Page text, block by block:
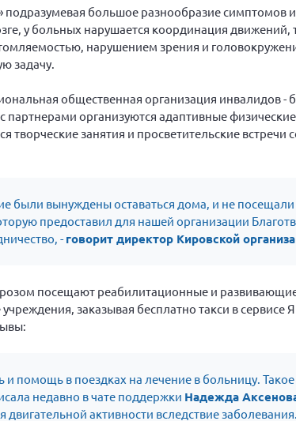
большое разнообразие симптомов
у больных нарушается координация движений,
нарушением зрения и
задачу.
общественная организация инвалидов -
организуются адаптивные
занятия и просветительские встречи
были вынуждены оставаться дома, и не
предоставил для нашей организации
- говорит директор Кировской
посещают реабилитационные и
заказывая бесплатно такси в сервисе
помощь в поездках на лечение в больницу.
недавно в чате поддержки Надежда
активности вследствие заболевания.